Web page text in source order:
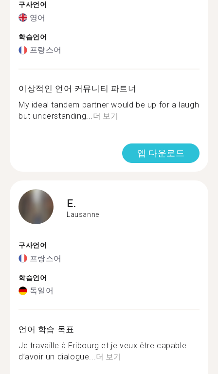
구사언어
영어
학습언어
프랑스어
이상적인 언어 커뮤니티 파트너
My ideal tandem partner would be up for a laugh
but understanding...더 보기
앱 다운로드
E.
Lausanne
구사언어
프랑스어
학습언어
독일어
언어 학습 목표
Je travaille à Fribourg et je veux être capable
d’avoir un dialogue...더 보기